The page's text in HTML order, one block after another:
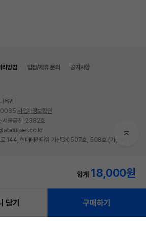
합계 18,000원
담기 구매하기
리방침 입점/제휴 문의 공지사항
옥귀
사업자정보확인
서울금천-2382호
로 144, 현대테라타워 가산DK 507호, 508호 (가산동)